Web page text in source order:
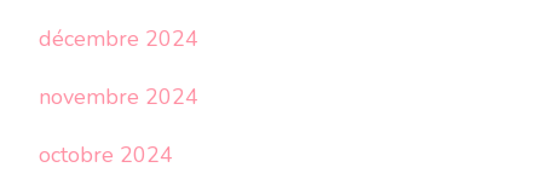
décembre 2024
novembre 2024
octobre 2024